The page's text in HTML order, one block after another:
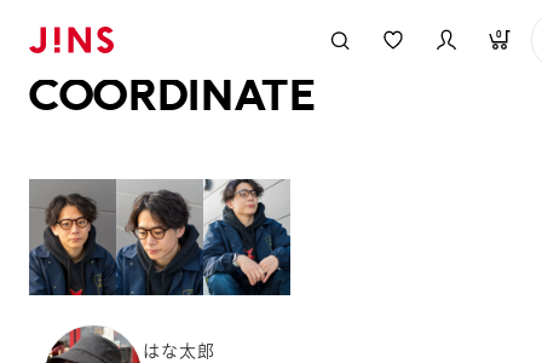
0
COORDINATE
はな太郎